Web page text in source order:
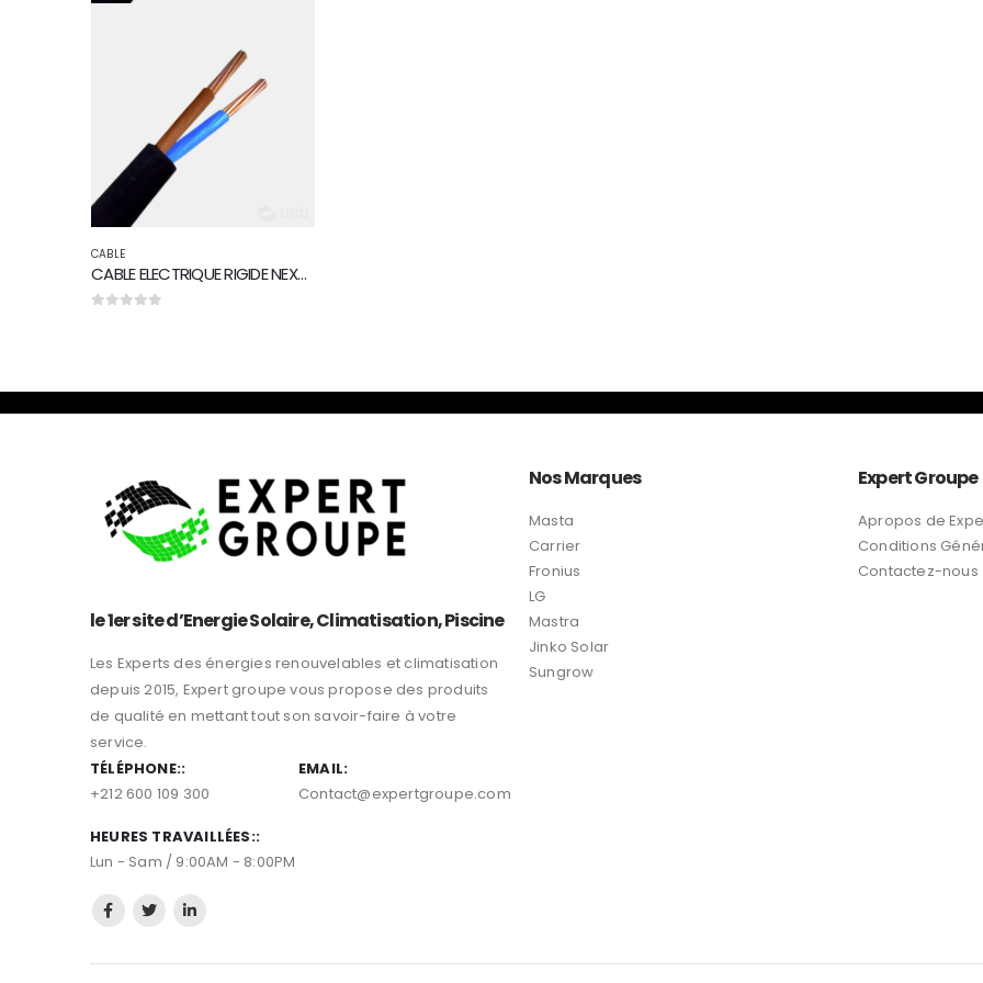
CABLE
CABLE ELECTRIQUE RIGIDE NEXANS R2V 2G2.5mm² 2X2.5 MM² U1000
le 1er site d’Energie Solaire, Climatisation, Piscine
Les Experts des énergies renouvelables et climatisation
depuis 2015, Expert groupe vous propose des produits
de qualité en mettant tout son savoir-faire à votre
service.
TÉLÉPHONE::
+212 600 109 300
EMAIL:
Contact@expertgroupe.com
HEURES TRAVAILLÉES::
Lun - Sam / 9:00AM - 8:00PM
Nos Marques
Masta
Carrier
Fronius
LG
Mastra
Jinko Solar
Sungrow
Expert Groupe
Apropos de
Conditions
Contactez-nous